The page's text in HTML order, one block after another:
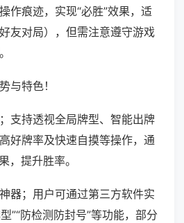
作痕迹，实现“必胜”效果，适
友对局），但需注意遵守游戏
与特色！
支持透视全局牌型、智能出牌
好牌率及快速自摸等操作，通
，提升胜率。
器；用户可通过第三方软件实
”“防检测防封号”等功能，部分